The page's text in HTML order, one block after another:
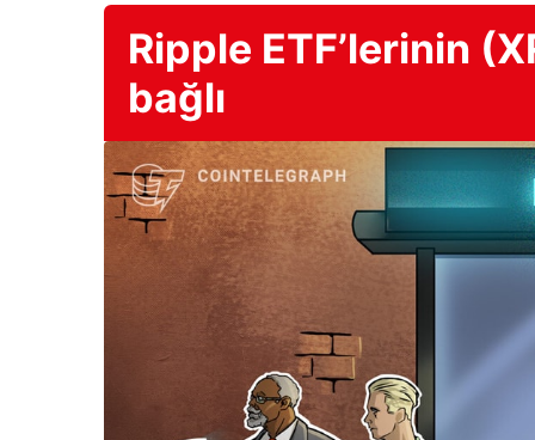
Ripple ETF’lerinin
bağlı